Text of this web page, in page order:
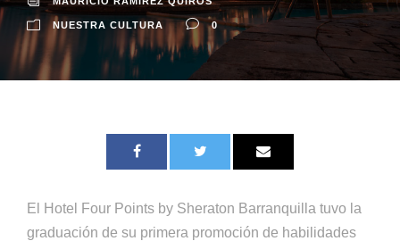
NUESTRA CULTURA 0
El Hotel Four Points by Sheraton Barranquilla tuvo la
graduación de su primera promoción de habilidades